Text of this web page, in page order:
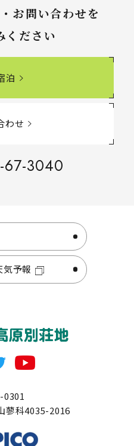
お問い合わせを
ください
泊
わせ
67-3040
気予報
0301
蓼科4035-2016